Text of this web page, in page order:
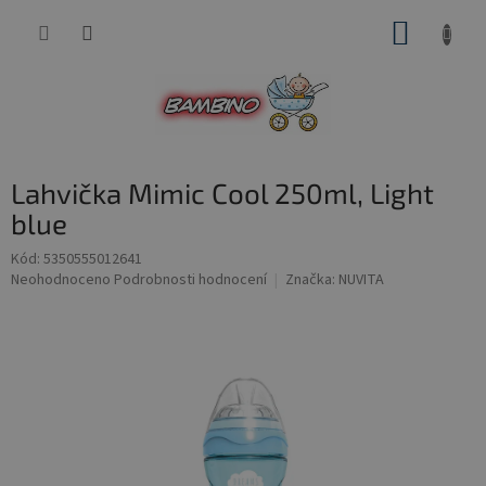
Lahvička Mimic Cool 250ml, Light
blue
Kód: 5350555012641
Průměrné
Neohodnoceno Podrobnosti hodnocení Značka: NUVITA